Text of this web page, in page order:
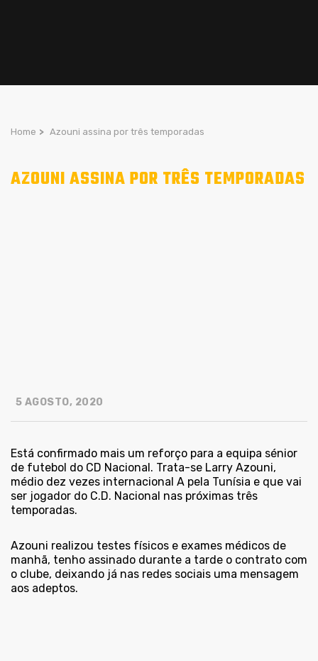
Home > Azouni assina por três temporadas
AZOUNI ASSINA POR TRÊS TEMPORADAS
5 AGOSTO, 2020
Está confirmado mais um reforço para a equipa sénior
de futebol do CD Nacional. Trata-se Larry Azouni,
médio dez vezes internacional A pela Tunísia e que vai
ser jogador do C.D. Nacional nas próximas três
temporadas.
Azouni realizou testes físicos e exames médicos de
manhã, tenho assinado durante a tarde o contrato com
o clube, deixando já nas redes sociais uma mensagem
aos adeptos.